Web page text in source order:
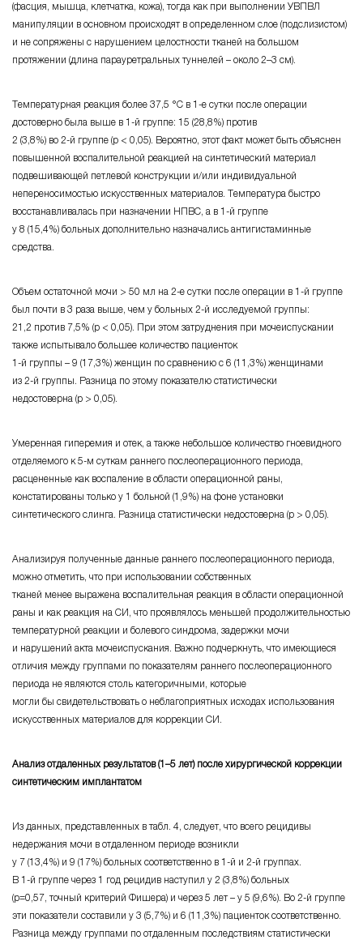
(фасция, мышца, клетчатка, кожа), тогда как при выполнении УВПВЛ
манипуляции в основном происходят в определенном слое (подслизистом)
и не сопряжены с нарушением целостности тканей на большом
протяжении (длина парауретральныхтуннелей – около 2–3 см).
Температурная реакция более 37,5 °С в 1-е сутки после операции
достоверно была выше в 1-й группе: 15 (28,8%) против
2 (3,8%) во 2-й группе (р < 0,05). Вероятно, этот факт может быть объяснен
повышенной воспалительной реакцией на синтетический материал
подвешивающей петлевой конструкции и/или индивидуальной
непереносимостью искусственных материалов. Температура быстро
восстанавливалась при назначении НПВС, а в 1-й группе
у 8 (15,4%) больных дополнительно назначались антигистаминные
средства.
Объем остаточной мочи > 50 мл на 2-е сутки после операции в 1-й группе
был почти в 3 раза выше, чем у больных 2-й исследуемой группы:
21,2 против 7,5% (р < 0,05). При этом затруднения при мочеиспускании
также испытывало большее количество пациенток
1-й группы – 9 (17,3%) женщин по сравнению с 6 (11,3%) женщинами
из 2-й группы. Разница по этому показателю статистически
недостоверна (р > 0,05).
Умеренная гиперемия и отек, а также небольшое количество гноевидного
отделяемого к5-м суткам раннего послеоперационного периода,
расцененные как воспаление в области операционной раны,
констатированы только у 1 больной (1,9%) на фоне установки
синтетического слинга. Разница статистически недостоверна (р > 0,05).
Анализируя полученные данные раннего послеоперационного периода,
можно отметить, что при использовании собственных
тканей менее выражена воспалительная реакция в области операционной
раны и как реакция на СИ, что проявлялось меньшей продолжительностью
температурной реакции и болевого синдрома, задержки мочи
и нарушений акта мочеиспускания. Важно подчеркнуть, что имеющиеся
отличия между группами по показателям раннего послеоперационного
периода не являются столь категоричными, которые
могли бы свидетельствовать о неблагоприятных исходах использования
искусственных материалов для коррекции СИ.
Анализ отдаленных результатов (1–5 лет) после хирургической коррекции
синтетическим имплантатом
Из данных, представленных в табл. 4, следует, что всего рецидивы
недержания мочи в отдаленном периоде возникли
у 7 (13,4%) и 9 (17%) больных соответственно в 1-й и 2-й группах.
В 1-й группе через 1 год рецидив наступил у 2 (3,8%) больных
(р=0,57, точный критерий Фишера) и через 5 лет – у 5 (9,6%). Во 2-й группе
эти показатели составили у 3 (5,7%) и 6 (11,3%) пациенток соответственно.
Разница между группами по отдаленным последствиям статистически